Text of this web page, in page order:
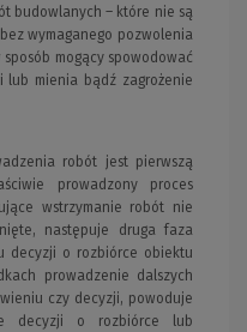
budowlanych – które nie są
wymaganego pozwolenia
mogący spowodować
lub mienia bądź zagrożenie
robót jest pierwszą
prowadzony proces
wstrzymanie robót nie
następuje druga faza
decyzji o rozbiórce obiektu
prowadzenie dalszych
czy decyzji, powoduje
decyzji o rozbiórce lub